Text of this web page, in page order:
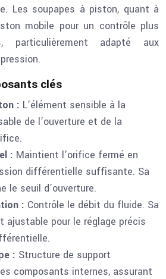
Les soupapes à piston, quant à
mobile pour un contrôle plus
particulièrement adapté aux
clés
: L’élément sensible à la
de l’ouverture et de la
: Maintient l’orifice fermé en
différentielle suffisante. Sa
le seuil d’ouverture.
: Contrôle le débit du fluide. Sa
ajustable pour le réglage précis
: Structure de support
composants internes, assurant